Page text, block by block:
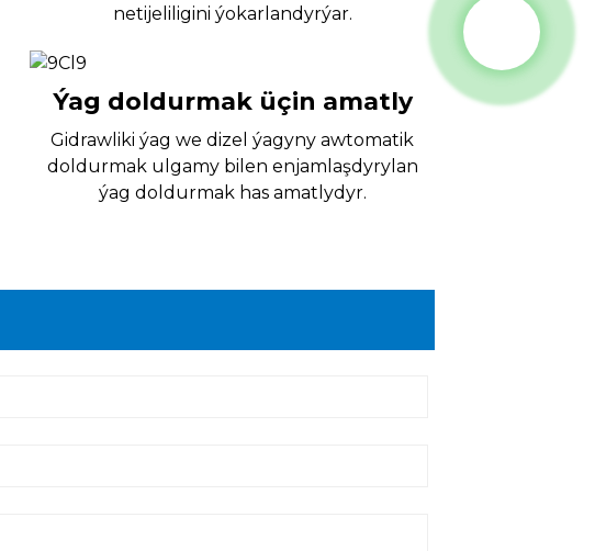
netijeliligini ýokarlandyrýar.
Ýag doldurmak üçin amatly
Gidrawliki ýag we dizel ýagyny awtomatik
doldurmak ulgamy bilen enjamlaşdyrylan
ýag doldurmak has amatlydyr.